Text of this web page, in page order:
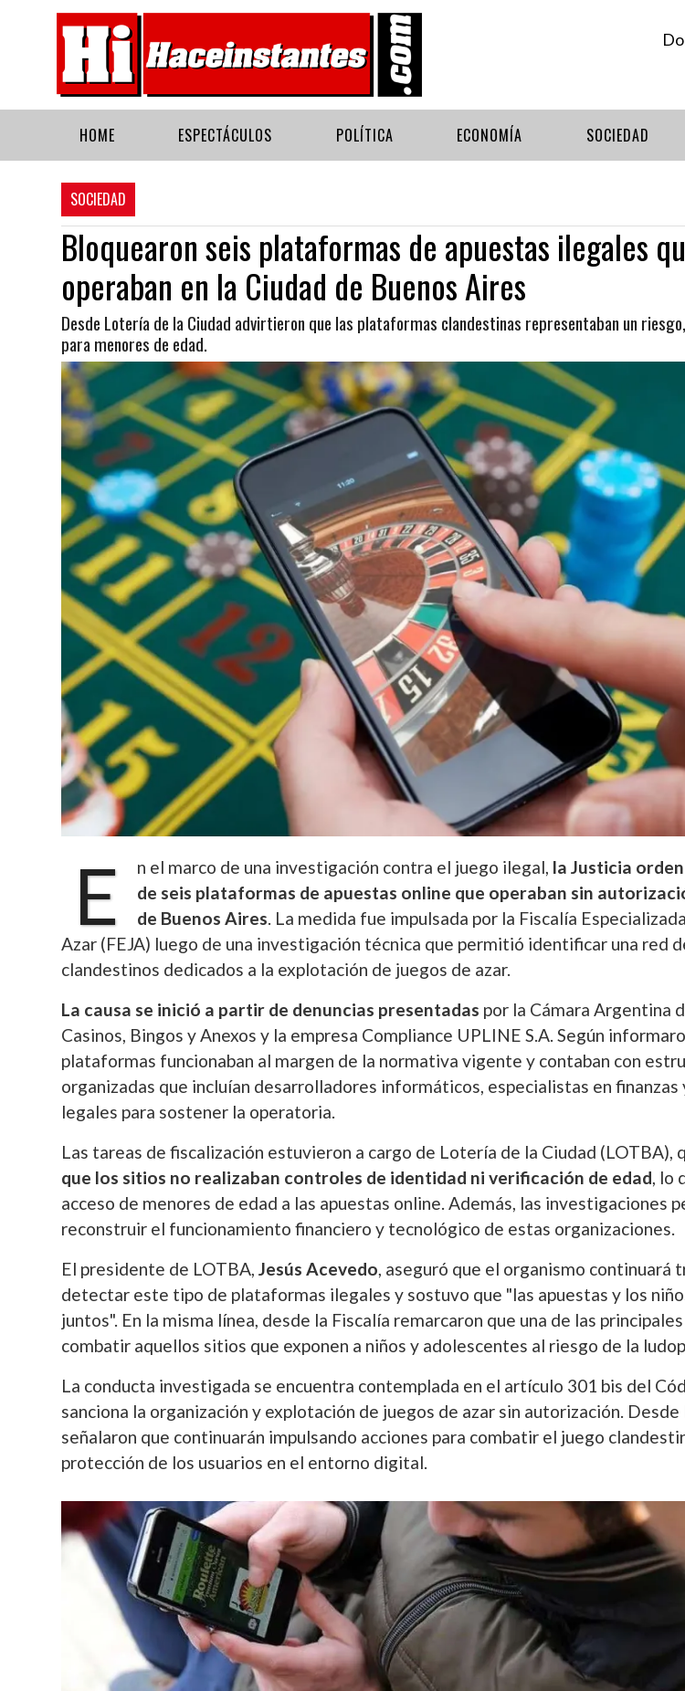
HOME ESPECTÁCULOS POLÍTICA ECONOMÍA SOCIEDAD
SOCIEDAD
Bloquearon seis plataformas de apuestas ilegales
operaban en la Ciudad de Buenos Aires
Desde Lotería de la Ciudad advirtieron que las plataformas clandestinas representaban un
para menores de edad.
E n el marco de una investigación contra el juego ilegal, la Justicia
de seis plataformas de apuestas online que operaban sin
de Buenos Aires. La medida fue impulsada por la Fiscalía
Azar (FEJA) luego de una investigación técnica que permitió identificar una red
clandestinos dedicados a la explotación de juegos de azar.
La causa se inició a partir de denuncias presentadas por la Cámara Argentina
Casinos, Bingos y Anexos y la empresa Compliance UPLINE S.A. Según
plataformas funcionaban al margen de la normativa vigente y contaban con
organizadas que incluían desarrolladores informáticos, especialistas en finanzas
legales para sostener la operatoria.
Las tareas de fiscalización estuvieron a cargo de Lotería de la Ciudad (LOTBA),
que los sitios no realizaban controles de identidad ni verificación de edad, lo
acceso de menores de edad a las apuestas online. Además, las investigaciones
reconstruir el funcionamiento financiero y tecnológico de estas organizaciones.
El presidente de LOTBA, Jesús Acevedo, aseguró que el organismo continuará
detectar este tipo de plataformas ilegales y sostuvo que "las apuestas y los
juntos". En la misma línea, desde la Fiscalía remarcaron que una de las
combatir aquellos sitios que exponen a niños y adolescentes al riesgo de la
La conducta investigada se encuentra contemplada en el artículo 301 bis del
sanciona la organización y explotación de juegos de azar sin autorización. Desde
señalaron que continuarán impulsando acciones para combatir el juego
protección de los usuarios en el entorno digital.